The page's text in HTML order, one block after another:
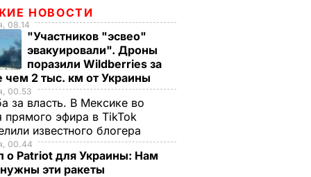
НОВОСТИ
08.14
"Участников "эсвео"
эвакуировали". Дроны
поразили Wildberries за
чем 2 тыс. км от Украины
00.53
за власть. В Мексике во
прямого эфира в TikTok
известного блогера
00.44
о Patriot для Украины: Нам
эти ракеты